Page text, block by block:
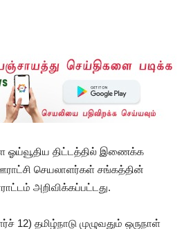
ஓய்வூதிய திட்டத்தில் இணைக்க
ஊராட்சி செயலாளர்கள் சங்கத்தின்
அறிவிக்கப்பட்டது.
12) தமிழ்நாடு முழுவதும் ஒருநாள்